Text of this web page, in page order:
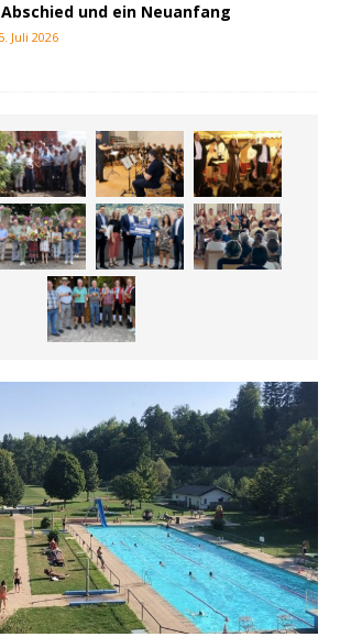
Abschied und ein Neuanfang
Juli 2026